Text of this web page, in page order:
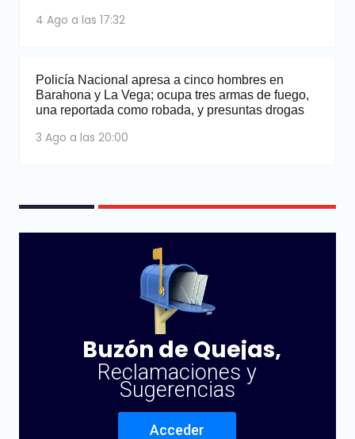
4 Ago a las 17:32
Policía Nacional apresa a cinco hombres en
Barahona y La Vega; ocupa tres armas de fuego,
una reportada como robada, y presuntas drogas
3 Ago a las 20:00
Buzón de Quejas,
Reclamaciones y
Sugerencias
Acceder